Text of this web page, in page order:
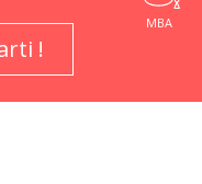
MBA
!